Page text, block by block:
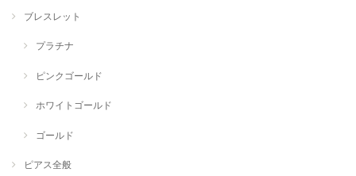
ブレスレット
プラチナ
ピンクゴールド
ホワイトゴールド
ゴールド
ピアス全般